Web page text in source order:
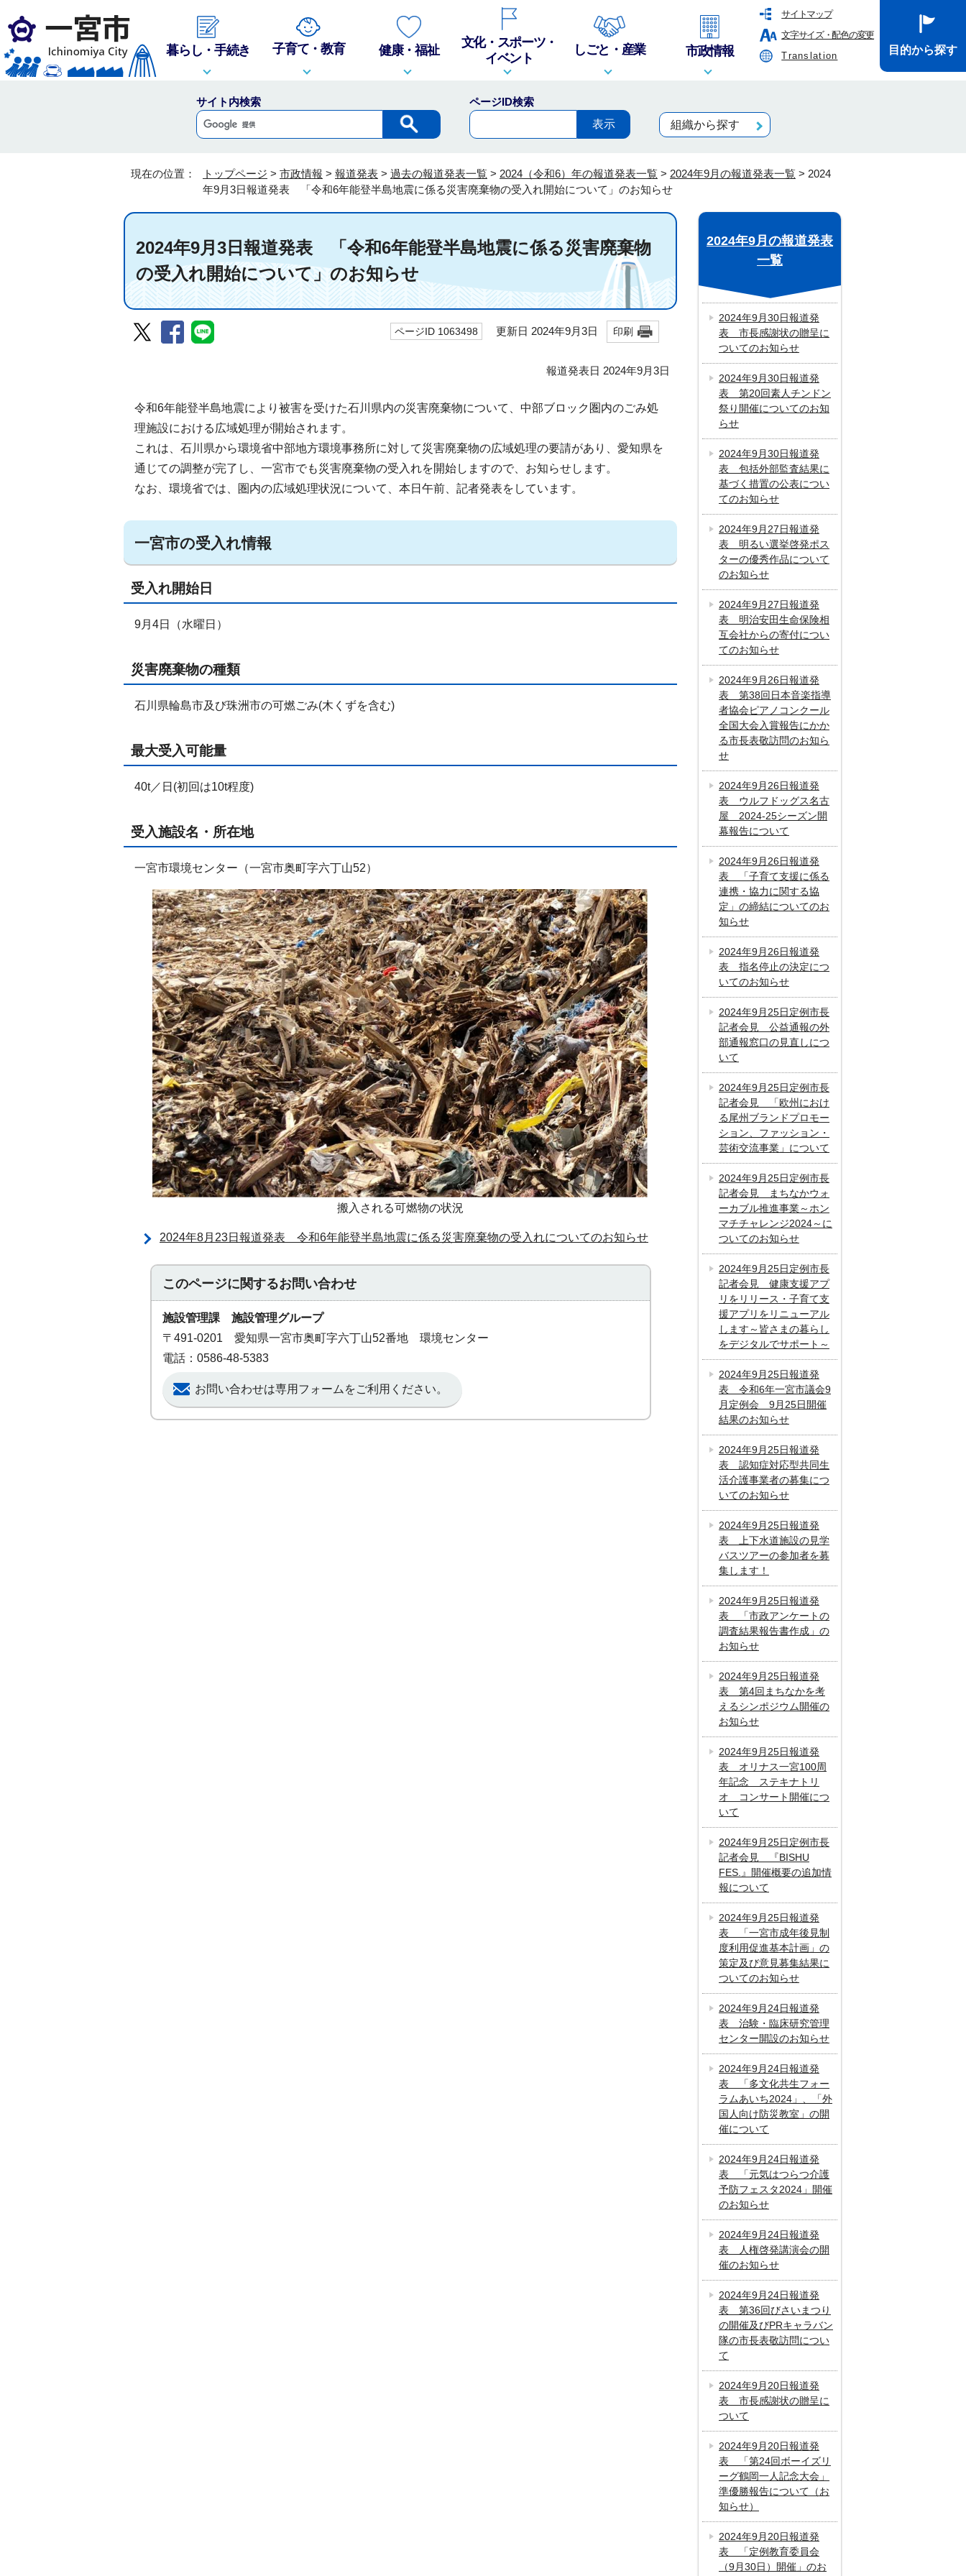
サイトマップ
文字サイズ・配色の変更
Translation
暮らし・手続き 子育て・教育 健康・福祉
文化・スポーツ・
イベント
しごと・産業 市政情報 目的から探す
サイト内検索
ページID検索
組織から探す
現在の位置： トップページ > 市政情報 > 報道発表 > 過去の報道発表一覧 > 2024（令和6）年の報道発表一覧 > 2024年9月の報道発表一覧 > 2024
年9月3日報道発表 「令和6年能登半島地震に係る災害廃棄物の受入れ開始について」のお知らせ
2024年9月3日報道発表 「令和6年能登半島地震に係る災害廃棄物
の受入れ開始について」のお知らせ
ページID 1063498 更新日 2024年9月3日 印刷
報道発表日 2024年9月3日
令和6年能登半島地震により被害を受けた石川県内の災害廃棄物について、中部ブロック圏内のごみ処
理施設における広域処理が開始されます。
これは、石川県から環境省中部地方環境事務所に対して災害廃棄物の広域処理の要請があり、愛知県を
通じての調整が完了し、一宮市でも災害廃棄物の受入れを開始しますので、お知らせします。
なお、環境省では、圏内の広域処理状況について、本日午前、記者発表をしています。
一宮市の受入れ情報
受入れ開始日
9月4日（水曜日）
災害廃棄物の種類
石川県輪島市及び珠洲市の可燃ごみ(木くずを含む)
最大受入可能量
40t／日(初回は10t程度)
受入施設名・所在地
一宮市環境センター（一宮市奥町字六丁山52）
搬入される可燃物の状況
2024年8月23日報道発表 令和6年能登半島地震に係る災害廃棄物の受入れについてのお知らせ
このページに関するお問い合わせ
施設管理課 施設管理グループ
〒491-0201 愛知県一宮市奥町字六丁山52番地 環境センター
電話：0586-48-5383
お問い合わせは専用フォームをご利用ください。
2024年9月の報道発表
一覧
2024年9月30日報道発
表 市長感謝状の贈呈に
ついてのお知らせ
2024年9月30日報道発
表 第20回素人チンドン
祭り開催についてのお知
らせ
2024年9月30日報道発
表 包括外部監査結果に
基づく措置の公表につい
てのお知らせ
2024年9月27日報道発
表 明るい選挙啓発ポス
ターの優秀作品について
のお知らせ
2024年9月27日報道発
表 明治安田生命保険相
互会社からの寄付につい
てのお知らせ
2024年9月26日報道発
表 第38回日本音楽指導
者協会ピアノコンクール
全国大会入賞報告にかか
る市長表敬訪問のお知ら
せ
2024年9月26日報道発
表 ウルフドッグス名古
屋 2024-25シーズン開
幕報告について
2024年9月26日報道発
表 「子育て支援に係る
連携・協力に関する協
定」の締結についてのお
知らせ
2024年9月26日報道発
表 指名停止の決定につ
いてのお知らせ
2024年9月25日定例市長
記者会見 公益通報の外
部通報窓口の見直しにつ
いて
2024年9月25日定例市長
記者会見 「欧州におけ
る尾州ブランドプロモー
ション、ファッション・
芸術交流事業」について
2024年9月25日定例市長
記者会見 まちなかウォ
ーカブル推進事業～ホン
マチチャレンジ2024～に
ついてのお知らせ
2024年9月25日定例市長
記者会見 健康支援アプ
リをリリース・子育て支
援アプリをリニューアル
します～皆さまの暮らし
をデジタルでサポート～
2024年9月25日報道発
表 令和6年一宮市議会9
月定例会 9月25日開催
結果のお知らせ
2024年9月25日報道発
表 認知症対応型共同生
活介護事業者の募集につ
いてのお知らせ
2024年9月25日報道発
表 上下水道施設の見学
バスツアーの参加者を募
集します！
2024年9月25日報道発
表 「市政アンケートの
調査結果報告書作成」の
お知らせ
2024年9月25日報道発
表 第4回まちなかを考
えるシンポジウム開催の
お知らせ
2024年9月25日報道発
表 オリナス一宮100周
年記念 ステキナトリ
オ コンサート開催につ
いて
2024年9月25日定例市長
記者会見 『BISHU
FES.』開催概要の追加情
報について
2024年9月25日報道発
表 「一宮市成年後見制
度利用促進基本計画」の
策定及び意見募集結果に
ついてのお知らせ
2024年9月24日報道発
表 治験・臨床研究管理
センター開設のお知らせ
2024年9月24日報道発
表 「多文化共生フォー
ラムあいち2024」、「外
国人向け防災教室」の開
催について
2024年9月24日報道発
表 「元気はつらつ介護
予防フェスタ2024」開催
のお知らせ
2024年9月24日報道発
表 人権啓発講演会の開
催のお知らせ
2024年9月24日報道発
表 第36回びさいまつり
の開催及びPRキャラバン
隊の市長表敬訪問につい
て
2024年9月20日報道発
表 市長感謝状の贈呈に
ついて
2024年9月20日報道発
表 「第24回ボーイズリ
ーグ鶴岡一人記念大会」
準優勝報告について（お
知らせ）
2024年9月20日報道発
表 「定例教育委員会
（9月30日）開催」のお